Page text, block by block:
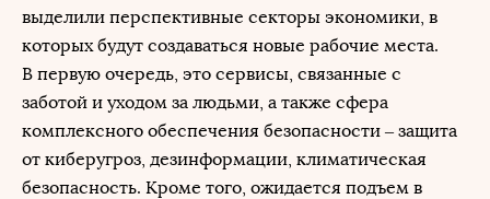
выделили перспективные секторы экономики, в
которых будут создаваться новые рабочие места.
В первую очередь, это сервисы, связанные с
заботой и уходом за людьми, а также сфера
комплексного обеспечения безопасности – защита
от киберугроз, дезинформации, климатическая
безопасность. Кроме того, ожидается подъем в